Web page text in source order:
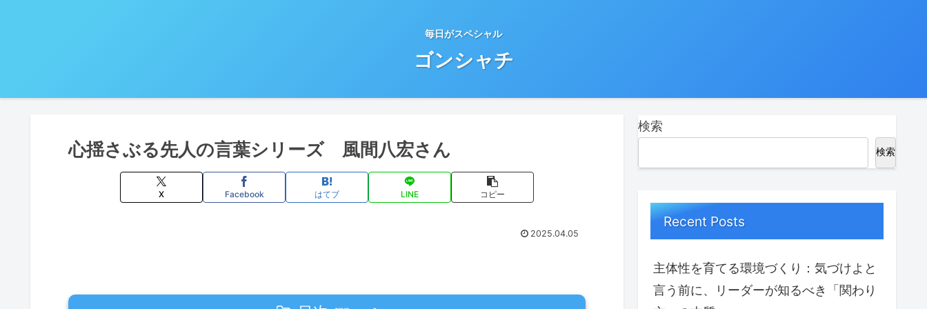
毎日がスペシャル
ゴンシャチ
心揺さぶる先人の言葉シリーズ 風間八宏さん
X Facebook はてブ LINE コピー
2025.04.05
検索
検索
Recent Posts
主体性を育てる環境づくり：気づけよと
言う前に、リーダーが知るべき「関わり